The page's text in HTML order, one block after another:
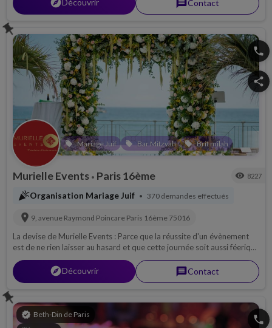
explorerDécouvrir messageContact
local_offer Mariage Juif local_offer Bar Mitzvah local_offer Brit milah
phone
share
Murielle Events • Paris 16ème visibility 8227
celebrationOrganisation Mariage Juif • 370 demandes effectués
location_on 9, avenue Raymond Poincare Paris 16ème 75016
La devise de Murielle Events : Parce que la réussite d'un évènement
est de ne rien laisser au hasard et que cette journée soit aussi féerique
que dans vos rêves . Salle exclusive, Renaissance Paris Nobel Tour
Eiffel.
explorerDécouvrir messageContact
verified Beth-Din de Paris phone